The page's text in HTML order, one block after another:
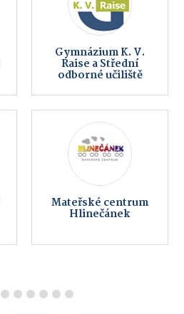
Gymnázium K. V.
Raise a Střední
odborné učiliště
Mateřské centrum
Hlinečánek